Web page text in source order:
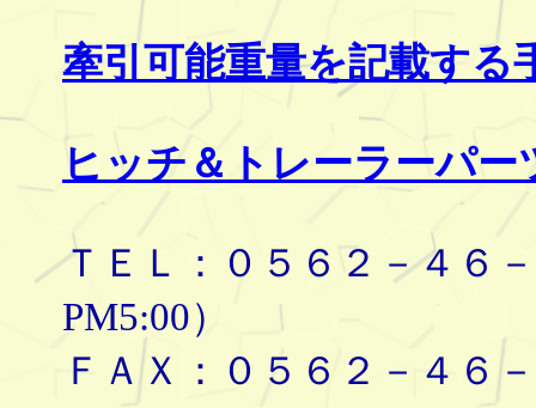
牽引可能重量を記載する
ヒッチ＆トレーラーパー
ＴＥＬ：０５６２－４６
PM5:00）
ＦＡＸ：０５６２－４６